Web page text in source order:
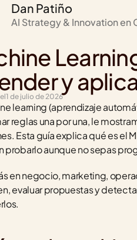
Dan Patiño
AI Strategy & Innovation en
y
1 de julio de 2026
learning (aprendizaje
reglas una por una, le
Esta guía explica qué es el
probarlo aunque no sepas
en negocio, marketing,
evaluar propuestas y